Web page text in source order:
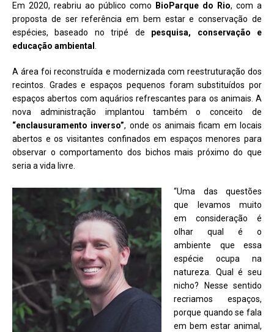
Em 2020, reabriu ao público como BioParque do Rio, com a
proposta de ser referência em bem estar e conservação de
espécies, baseado no tripé de pesquisa, conservação e
educação ambiental .
A área foi reconstruída e modernizada com reestruturação dos
recintos. Grades e espaços pequenos foram substituídos por
espaços abertos com aquários refrescantes para os animais. A
nova administração implantou também o conceito de
“enclausuramento inverso”, onde os animais ficam em locais
abertos e os visitantes confinados em espaços menores para
observar o comportamento dos bichos mais próximo do que
seria a vida livre.
“Uma das questões
que levamos muito
em consideração é
olhar qual é o
ambiente que essa
espécie ocupa na
natureza. Qual é seu
nicho? Nesse sentido
recriamos espaços,
porque quando se fala
em bem estar animal,